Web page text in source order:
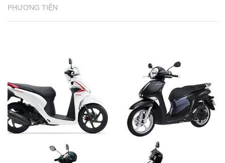
PHƯƠNG TIỆN